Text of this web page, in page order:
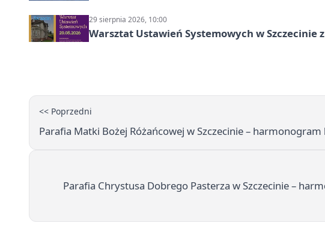
29 sierpnia 2026, 10:00
Warsztat Ustawień Systemowych w Szczecinie
<< Poprzedni
Parafia Matki Bożej Różańcowej w Szczecinie –
Parafia Chrystusa Dobrego Pasterza w Szczecinie –